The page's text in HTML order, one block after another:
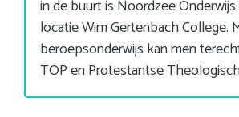
in de buurt is Noordzee
locatie Wim Gertenbach College.
beroepsonderwijs kan men
TOP en Protestantse